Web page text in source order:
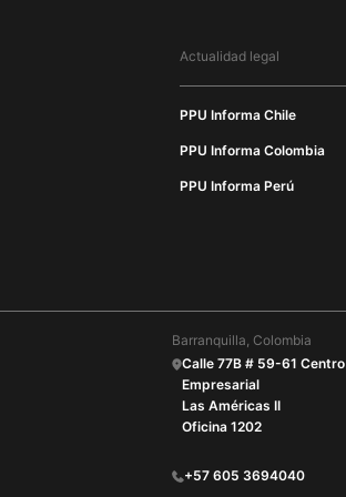
Actualidad legal
PPU Informa Chile
PPU Informa Colombia
PPU Informa Perú
Barranquilla, Colombia
Calle 77B # 59-61 Centro
Empresarial
Las Américas II
Oficina 1202
+57 605 3694040